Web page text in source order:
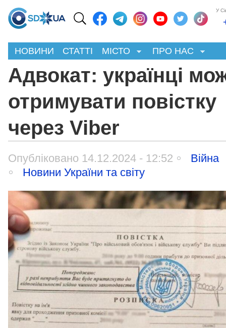
У
НОВИНИ СТАТТІ МІСТО ПРО НАС
Адвокат: українці
отримувати повістку
через Viber
Опубліковано 14.12.2024 - 12:52
Війна
Новини України та світу